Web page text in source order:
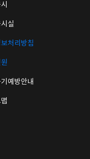
실
처리방침
예방안내